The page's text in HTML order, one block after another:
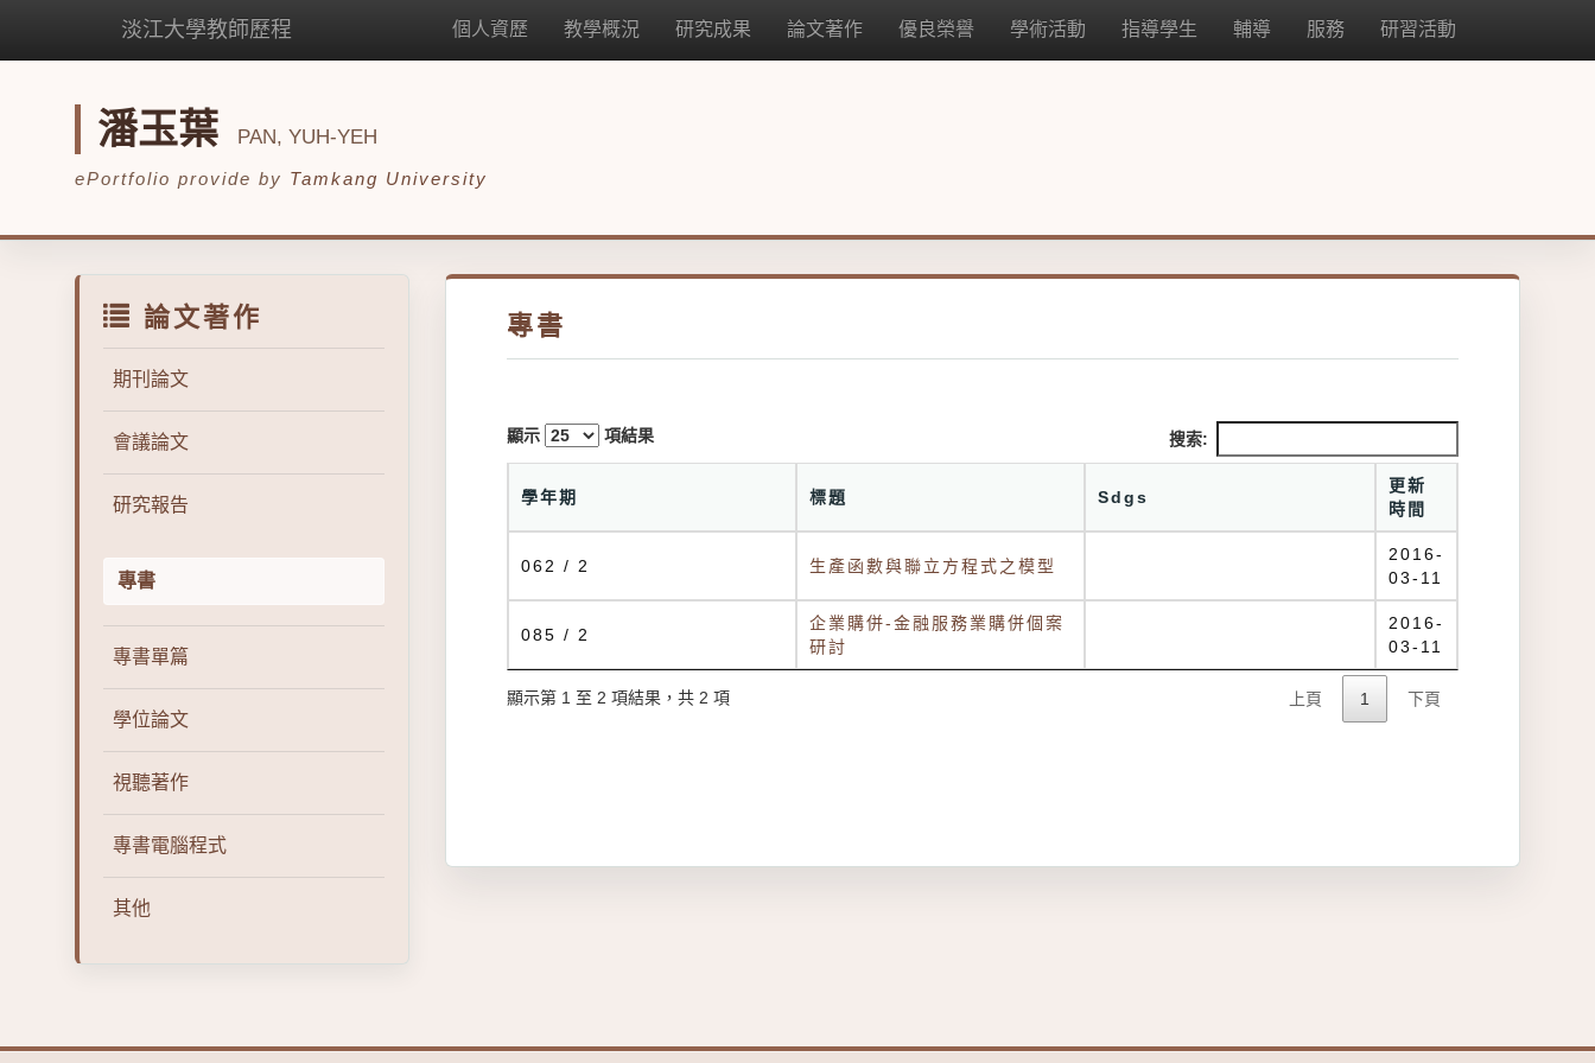
淡江大學教師歷程 個人資歷 教學概況 研究成果 論文著作 優良榮譽 學術活動 指導學生 輔導 服務 研習活動
潘玉葉 PAN, YUH-YEH
ePortfolio provide by Tamkang University
論文著作
期刊論文
會議論文
研究報告
專書
專書單篇
學位論文
視聽著作
專書電腦程式
其他
專書
顯示 項結果 搜索:
學年期 標題 Sdgs
更新
時間
062 / 2 生產函數與聯立方程式之模型
2016-
03-11
085 / 2
企業購併-金融服務業購併個案
研討
2016-
03-11
顯示第 1 至 2 項結果，共 2 項 上頁 1 下頁